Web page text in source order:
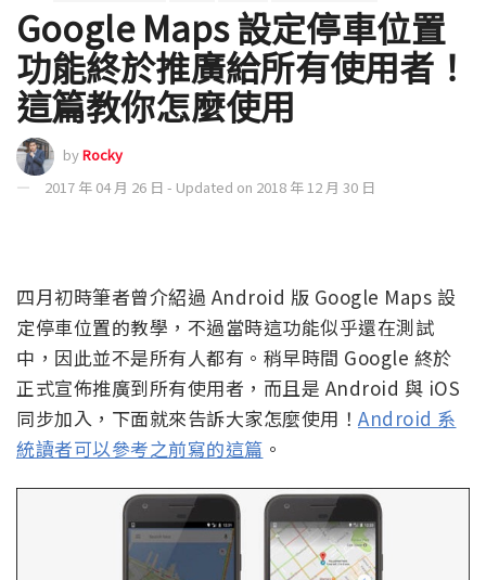
Google Maps 設定停車位置
功能終於推廣給所有使用者！
這篇教你怎麼使用
byRocky
2017 年 04 月 26 日 - Updated on 2018 年 12 月 30 日
四月初時筆者曾介紹過 Android 版 Google Maps 設
定停車位置的教學，不過當時這功能似乎還在測試
中，因此並不是所有人都有。稍早時間 Google 終於
正式宣佈推廣到所有使用者，而且是 Android 與 iOS
同步加入，下面就來告訴大家怎麼使用！ Android 系
統讀者可以參考之前寫的這篇 。